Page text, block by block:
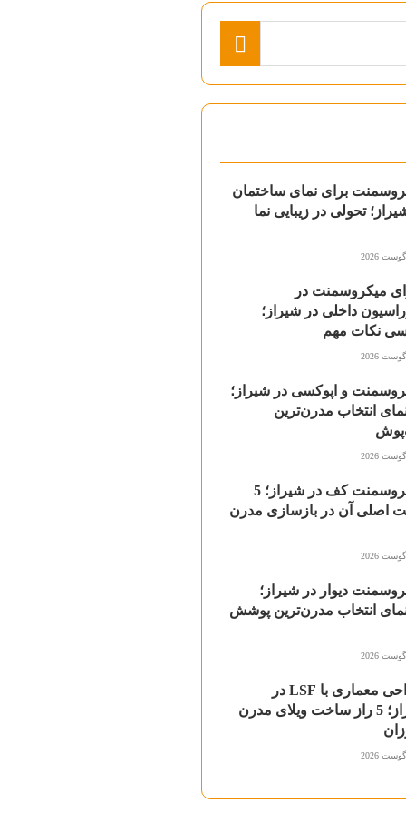
برای نمای ساختمان
تحولی در زیبایی نما
میکروسمنت در
داخلی در شیراز؛
نکات مهم
و اپوکسی در شیراز؛
انتخاب مدرن‌ترین
میکروسمنت کف در شیراز؛ 5
اصلی آن در بازسازی مدرن
دیوار در شیراز؛
انتخاب مدرن‌ترین پوشش
طراحی معماری با LSF در
شیراز؛ 5 راز ساخت ویلای مدرن